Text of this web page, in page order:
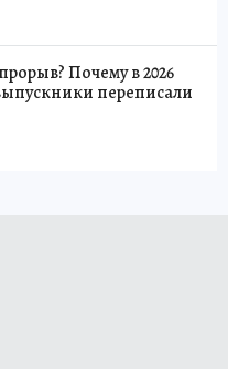
Почему в 2026
переписали